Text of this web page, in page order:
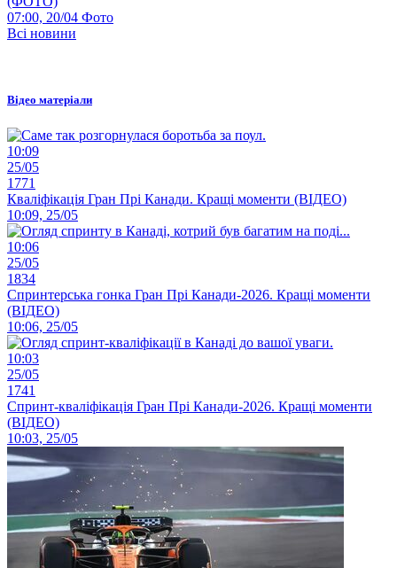
07:00, 20/04 Фото
Всі новини
Відео матеріали
10:09
25/05
1771
Кваліфікація Гран Прі Канади. Кращі моменти (ВІДЕО)
10:09, 25/05
10:06
25/05
1834
Спринтерська гонка Гран Прі Канади-2026. Кращі моменти
(ВІДЕО)
10:06, 25/05
10:03
25/05
1741
Спринт-кваліфікація Гран Прі Канади-2026. Кращі моменти
(ВІДЕО)
10:03, 25/05